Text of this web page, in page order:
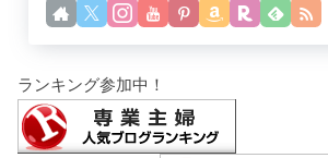
ランキング参加中！